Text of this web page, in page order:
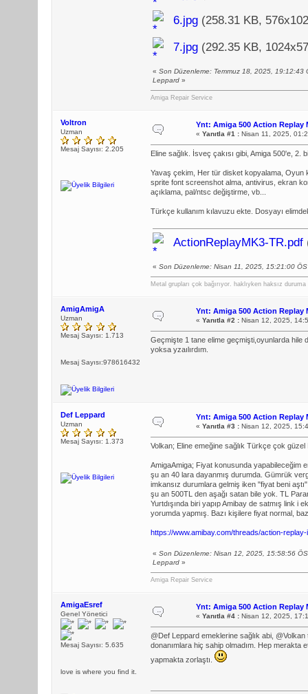
6.jpg (258.31 KB,
7.jpg (292.35 KB,
« Son Düzenleme: Temmuz 18, 2025, 19:12:43
Leppard»
Amiga Repair Service
Voltron
Uzman
Mesaj Sayısı: 2.205
Ynt: Amiga 500 Action Replay
« Yanıtla #1 :Nisan 11, 2025,
Eline sağlık. İsveç çakısı gibi, Amiga 500'e, 2.
Yavaş çekim, Her tür disket kopyalama, Oyun
sprite font screenshot alma, antivirus, ekran
açıklama, pal/ntsc değiştirme, vb...
Türkçe kullanım kılavuzu ekte. Dosyayı
ActionReplayMK3-TR.pdf
« Son Düzenleme: Nisan 11, 2025, 15:21:00
Metal grupları çok bağırıyor. haklıyken haksız
AmigAmigA
Uzman
Mesaj Sayısı: 1.713
Mesaj Sayısı:978616432
Ynt: Amiga 500 Action Replay
« Yanıtla #2 :Nisan 12, 2025,
Geçmişte 1 tane elime geçmişti,oyunlarda hile
yoksa yzaılırdım.
Def Leppard
Uzman
Mesaj Sayısı: 1.373
Ynt: Amiga 500 Action Replay
« Yanıtla #3 :Nisan 12, 2025,
Volkan; Eline emeğine sağlık Türkçe çok güzel
AmigaAmiga; Fiyat konusunda yapabileceğim
şu an 40 lara dayanmış durumda. Gümrük
imkansız durumlara gelmiş iken "fiyat beni
şu an 500TL den aşağı satan bile yok. TL
Yurtdışında biri yapıp Amibay de satmış link i
yorumda yapmış. Bazı kişilere fiyat normal,
https://www.amibay.com/threads/action-
« Son Düzenleme: Nisan 12, 2025, 15:58:56
Leppard»
Amiga Repair Service
AmigaEsref
Genel Yönetici
Mesaj Sayısı: 5.635
love is where you find it.
Ynt: Amiga 500 Action Replay
« Yanıtla #4 :Nisan 12, 2025,
@Def Leppard emeklerine sağlık abi,
donanımlara hiç sahip olmadım. Hep merakta
yapmakta zorlaştı.